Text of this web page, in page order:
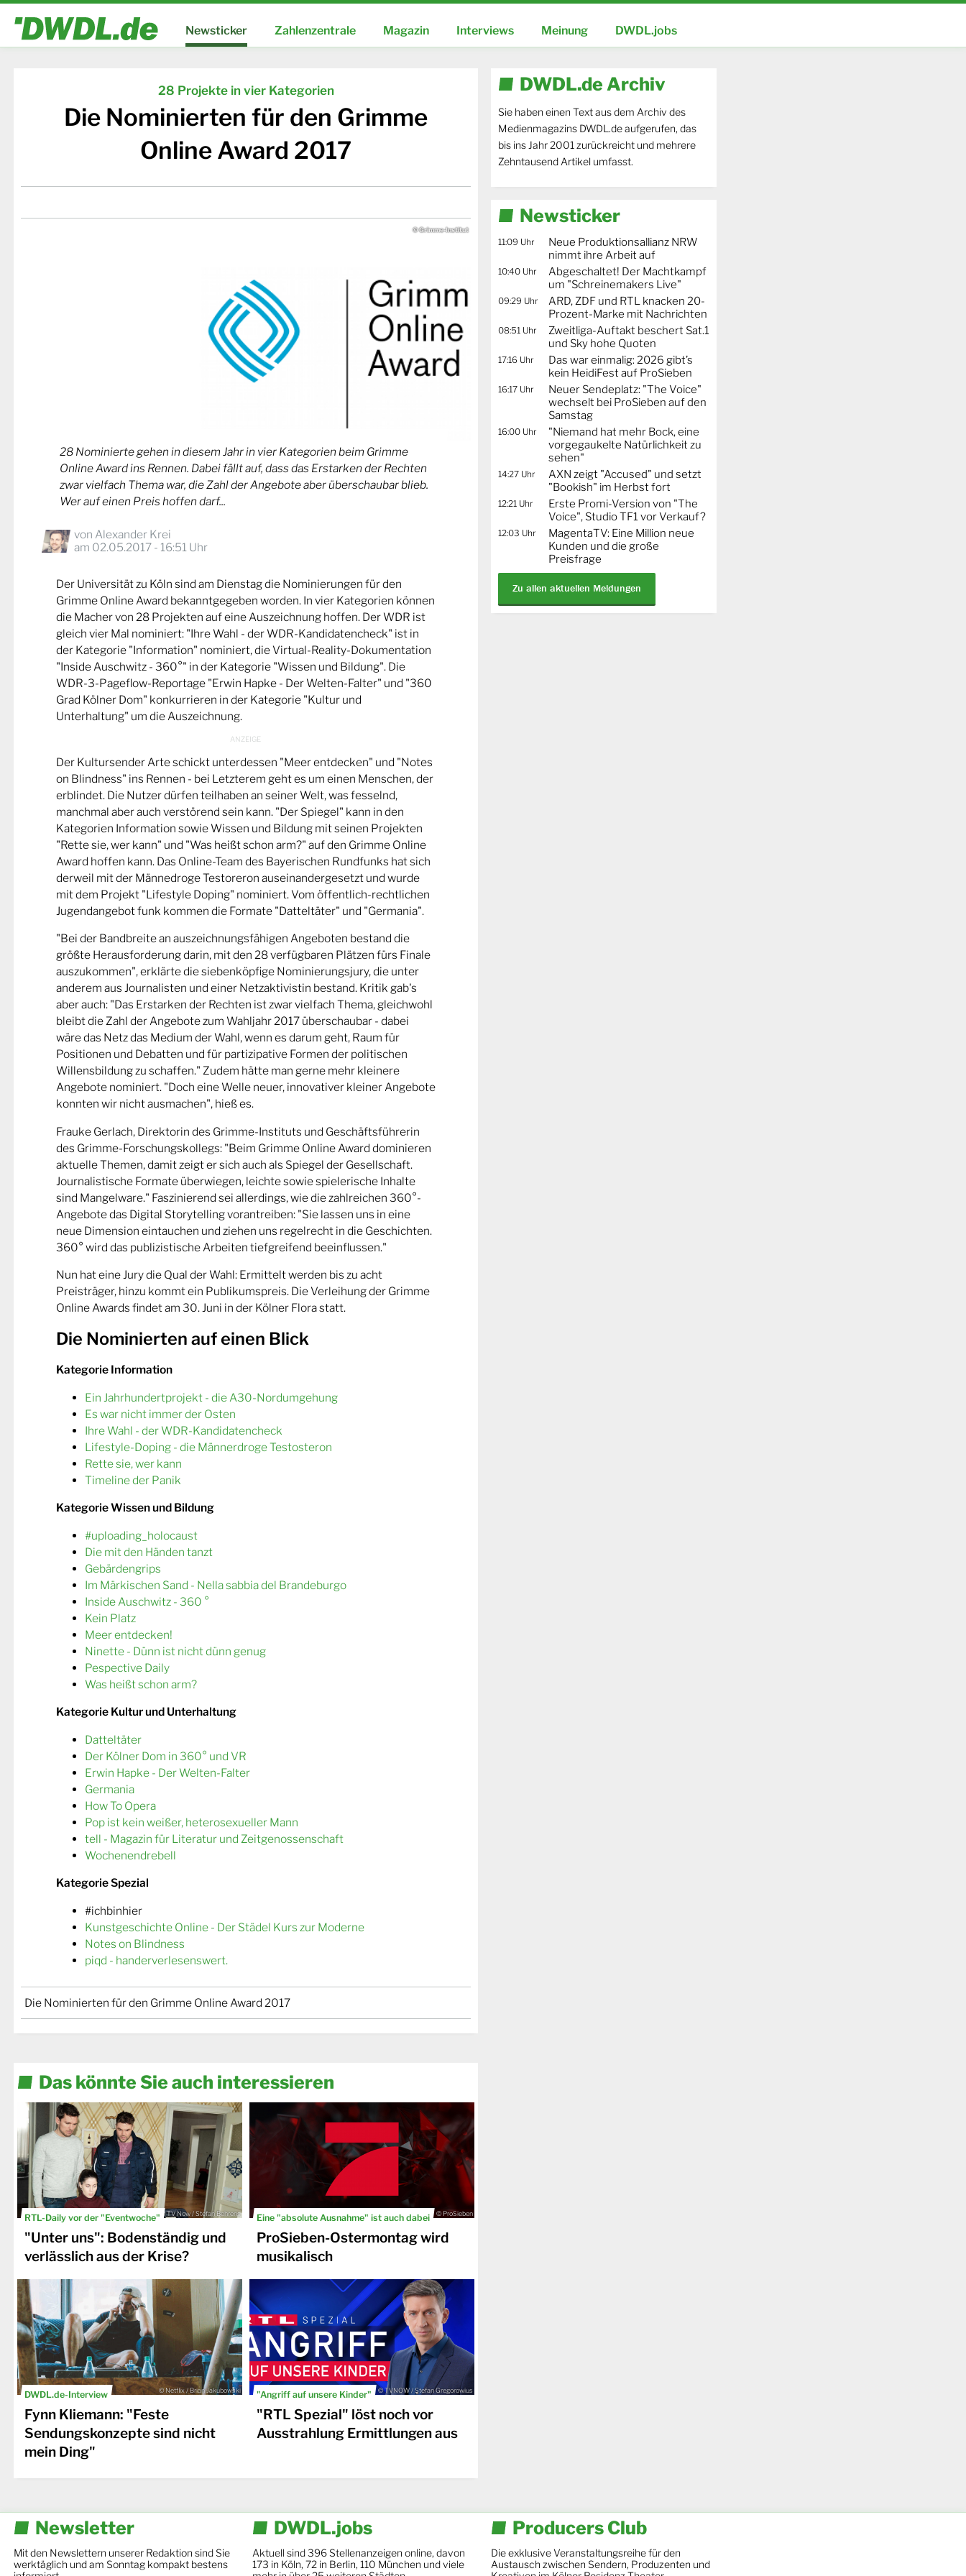
Newsticker Zahlenzentrale Magazin Interviews Meinung DWDL.jobs
28 Projekte in vier Kategorien
Die Nominierten für den Grimme
Online Award 2017
© Grimme-Institut
28 Nominierte gehen in diesem Jahr in vier Kategorien beim Grimme
Online Award ins Rennen. Dabei fällt auf, dass das Erstarken der Rechten
zwar vielfach Thema war, die Zahl der Angebote aber überschaubar blieb.
Wer auf einen Preis hoffen darf...
von Alexander Krei
am 02.05.2017 - 16:51 Uhr
Der Universität zu Köln sind am Dienstag die Nominierungen für den
Grimme Online Award bekanntgegeben worden. In vier Kategorien können
die Macher von 28 Projekten auf eine Auszeichnung hoffen. Der WDR ist
gleich vier Mal nominiert: "Ihre Wahl - der WDR-Kandidatencheck" ist in
der Kategorie "Information" nominiert, die Virtual-Reality-Dokumentation
"Inside Auschwitz - 360°" in der Kategorie "Wissen und Bildung". Die
WDR-3-Pageflow-Reportage "Erwin Hapke - Der Welten-Falter" und "360
Grad Kölner Dom" konkurrieren in der Kategorie "Kultur und
Unterhaltung" um die Auszeichnung.
Der Kultursender Arte schickt unterdessen "Meer entdecken" und "Notes
on Blindness" ins Rennen - bei Letzterem geht es um einen Menschen, der
erblindet. Die Nutzer dürfen teilhaben an seiner Welt, was fesselnd,
manchmal aber auch verstörend sein kann. "Der Spiegel" kann in den
Kategorien Information sowie Wissen und Bildung mit seinen Projekten
"Rette sie, wer kann" und "Was heißt schon arm?" auf den Grimme Online
Award hoffen kann. Das Online-Team des Bayerischen Rundfunks hat sich
derweil mit der Männedroge Testoreron auseinandergesetzt und wurde
mit dem Projekt "Lifestyle Doping" nominiert. Vom öffentlich-rechtlichen
Jugendangebot funk kommen die Formate "Datteltäter" und "Germania".
"Bei der Bandbreite an auszeichnungsfähigen Angeboten bestand die
größte Herausforderung darin, mit den 28 verfügbaren Plätzen fürs Finale
auszukommen", erklärte die siebenköpfige Nominierungsjury, die unter
anderem aus Journalisten und einer Netzaktivistin bestand. Kritik gab's
aber auch: "Das Erstarken der Rechten ist zwar vielfach Thema, gleichwohl
bleibt die Zahl der Angebote zum Wahljahr 2017 überschaubar - dabei
wäre das Netz das Medium der Wahl, wenn es darum geht, Raum für
Positionen und Debatten und für partizipative Formen der politischen
Willensbildung zu schaffen." Zudem hätte man gerne mehr kleinere
Angebote nominiert. "Doch eine Welle neuer, innovativer kleiner Angebote
konnten wir nicht ausmachen", hieß es.
Frauke Gerlach, Direktorin des Grimme-Instituts und Geschäftsführerin
des Grimme-Forschungskollegs: "Beim Grimme Online Award dominieren
aktuelle Themen, damit zeigt er sich auch als Spiegel der Gesellschaft.
Journalistische Formate überwiegen, leichte sowie spielerische Inhalte
sind Mangelware." Faszinierend sei allerdings, wie die zahlreichen 360°-
Angebote das Digital Storytelling vorantreiben: "Sie lassen uns in eine
neue Dimension eintauchen und ziehen uns regelrecht in die Geschichten.
360° wird das publizistische Arbeiten tiefgreifend beeinflussen."
Nun hat eine Jury die Qual der Wahl: Ermittelt werden bis zu acht
Preisträger, hinzu kommt ein Publikumspreis. Die Verleihung der Grimme
Online Awards findet am 30. Juni in der Kölner Flora statt.
Die Nominierten auf einen Blick
Kategorie Information
Ein Jahrhundertprojekt - die A30-Nordumgehung
Es war nicht immer der Osten
Ihre Wahl - der WDR-Kandidatencheck
Lifestyle-Doping - die Männerdroge Testosteron
Rette sie, wer kann
Timeline der Panik
Kategorie Wissen und Bildung
#uploading_holocaust
Die mit den Händen tanzt
Gebärdengrips
Im Märkischen Sand - Nella sabbia del Brandeburgo
Inside Auschwitz - 360 °
Kein Platz
Meer entdecken!
Ninette - Dünn ist nicht dünn genug
Pespective Daily
Was heißt schon arm?
Kategorie Kultur und Unterhaltung
Datteltäter
Der Kölner Dom in 360° und VR
Erwin Hapke - Der Welten-Falter
Germania
How To Opera
Pop ist kein weißer, heterosexueller Mann
tell - Magazin für Literatur und Zeitgenossenschaft
Wochenendrebell
Kategorie Spezial
#ichbinhier
Kunstgeschichte Online - Der Städel Kurs zur Moderne
Notes on Blindness
piqd - handerverlesenswert.
Die Nominierten für den Grimme Online Award 2017
Das könnte Sie auch interessieren
RTL-Daily vor der "Eventwoche" © TV Now / Stefan Behrens
"Unter uns": Bodenständig und
verlässlich aus der Krise?
Eine "absolute Ausnahme" ist auch dabei © ProSieben
ProSieben-Ostermontag wird
musikalisch
DWDL.de-Interview © Netflix / Brian Jakubowski
Fynn Kliemann: "Feste
Sendungskonzepte sind nicht
mein Ding"
"Angriff auf unsere Kinder" © TVNOW / Stefan Gregorowius
"RTL Spezial" löst noch vor
Ausstrahlung Ermittlungen aus
DWDL.de Archiv
Sie haben einen Text aus dem Archiv des
Medienmagazins DWDL.de aufgerufen, das
bis ins Jahr 2001 zurückreicht und mehrere
Zehntausend Artikel umfasst.
Newsticker
11:09 Uhr
Neue Produktionsallianz NRW
nimmt ihre Arbeit auf
10:40 Uhr
Abgeschaltet! Der Machtkampf
um "Schreinemakers Live"
09:29 Uhr
ARD, ZDF und RTL knacken 20-
Prozent-Marke mit Nachrichten
08:51 Uhr
Zweitliga-Auftakt beschert Sat.1
und Sky hohe Quoten
17:16 Uhr
Das war einmalig: 2026 gibt’s
kein HeidiFest auf ProSieben
16:17 Uhr
Neuer Sendeplatz: "The Voice"
wechselt bei ProSieben auf den
Samstag
16:00 Uhr
"Niemand hat mehr Bock, eine
vorgegaukelte Natürlichkeit zu
sehen"
14:27 Uhr
AXN zeigt "Accused" und setzt
"Bookish" im Herbst fort
12:21 Uhr
Erste Promi-Version von "The
Voice", Studio TF1 vor Verkauf?
12:03 Uhr
MagentaTV: Eine Million neue
Kunden und die große
Preisfrage
Zu allen aktuellen Meldungen
Newsletter
Mit den Newslettern unserer Redaktion sind Sie
werktäglich und am Sonntag kompakt bestens
DWDL.jobs
Aktuell sind 396 Stellenanzeigen online, davon
173 in Köln, 72 in Berlin, 110 München und viele
Producers Club
Die exklusive Veranstaltungsreihe für den
Austausch zwischen Sendern, Produzenten und